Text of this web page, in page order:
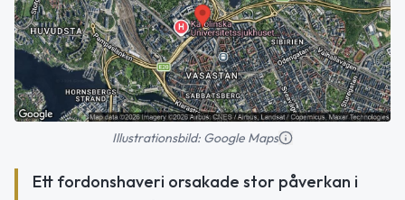
Illustrationsbild: Google Maps
Ett fordonshaveri orsakade stor påverkan i